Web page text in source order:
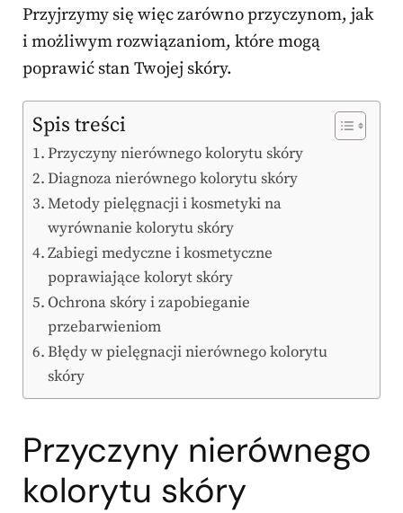
Przyjrzymy się więc zarówno przyczynom, jak
i możliwym rozwiązaniom, które mogą
poprawić stan Twojej skóry.
Spis treści
Przyczyny nierównego kolorytu skóry
Diagnoza nierównego kolorytu skóry
Metody pielęgnacji i kosmetyki na
wyrównanie kolorytu skóry
Zabiegi medyczne i kosmetyczne
poprawiające koloryt skóry
Ochrona skóry i zapobieganie
przebarwieniom
Błędy w pielęgnacji nierównego kolorytu
skóry
Przyczyny nierównego
kolorytu skóry